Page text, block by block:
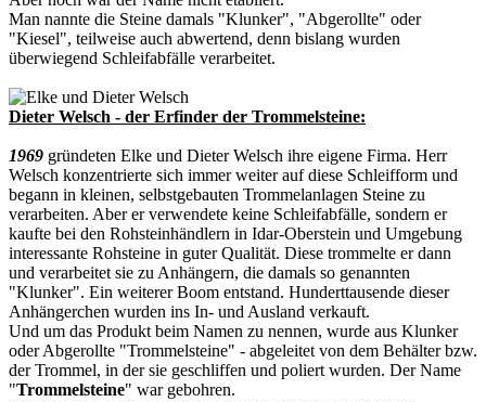
Man nannte die Steine damals "Klunker", "Abgerollte" oder
"Kiesel", teilweise auch abwertend, denn bislang wurden
überwiegend Schleifabfälle verarbeitet.
Dieter Welsch - der Erfinder der Trommelsteine:
1969 gründeten Elke und Dieter Welsch ihre eigene Firma. Herr
Welsch konzentrierte sich immer weiter auf diese Schleifform und
begann in kleinen, selbstgebauten Trommelanlagen Steine zu
verarbeiten. Aber er verwendete keine Schleifabfälle, sondern er
kaufte bei den Rohsteinhändlern in Idar-Oberstein und Umgebung
interessante Rohsteine in guter Qualität. Diese trommelte er dann
und verarbeitet sie zu Anhängern, die damals so genannten
"Klunker". Ein weiterer Boom entstand. Hunderttausende dieser
Anhängerchen wurden ins In- und Ausland verkauft.
Und um das Produkt beim Namen zu nennen, wurde aus Klunker
oder Abgerollte "Trommelsteine" - abgeleitet von dem Behälter bzw.
der Trommel, in der sie geschliffen und poliert wurden. Der Name
"Trommelsteine" war gebohren.